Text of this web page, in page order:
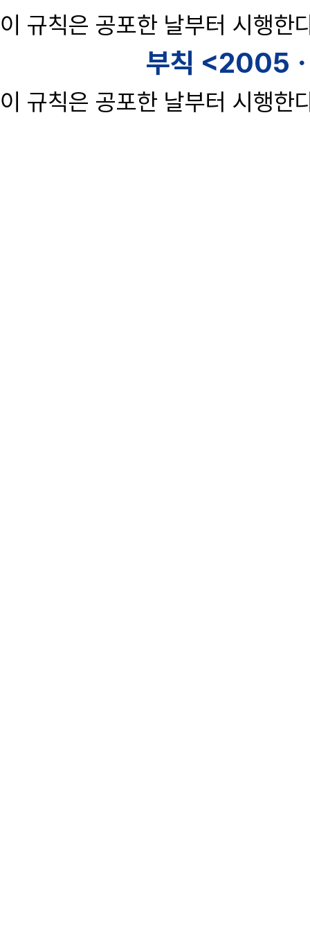
이 규칙은 공포한 날부터 시행한
부칙 <2005
이 규칙은 공포한 날부터 시행한